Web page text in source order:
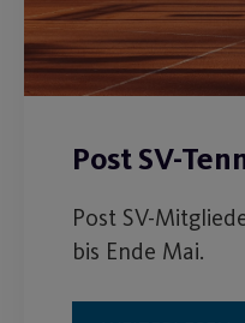
Post SV-
Post SV-
bis Ende Mai.